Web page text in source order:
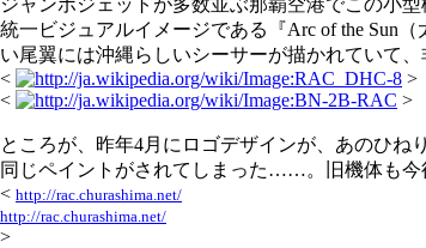
統一ビジュアルイメージである『Arc of the Sun
い尾翼には沖縄らしいシーサーが描かれていて
<
>
<
>
ところが、昨年4月にロゴデザインが、あのひ
同じペイントがされてしまった……。旧機体も今
< http://rac.churashima.net/
http://rac.churashima.net/
>